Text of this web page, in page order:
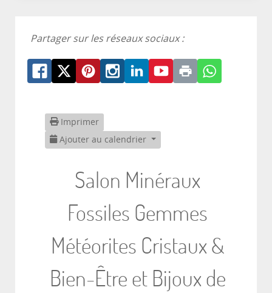
Partager sur les réseaux sociaux :
Imprimer
Ajouter au calendrier
Salon Minéraux
Fossiles Gemmes
Météorites Cristaux &
Bien-Être et Bijoux de